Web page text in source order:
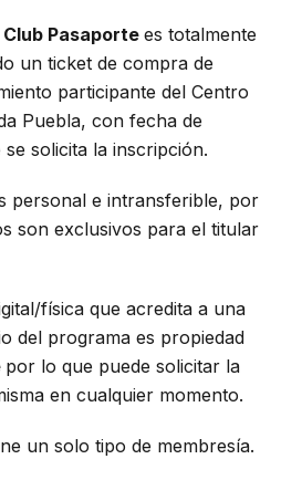
Club Pasaporte es totalmente
un ticket de compra de
participante del Centro
Puebla, con fecha de
solicita la inscripción.
personal e intransferible, por
son exclusivos para el titular
física que acredita a una
del programa es propiedad
por lo que puede solicitar la
en cualquier momento.
un solo tipo de membresía.